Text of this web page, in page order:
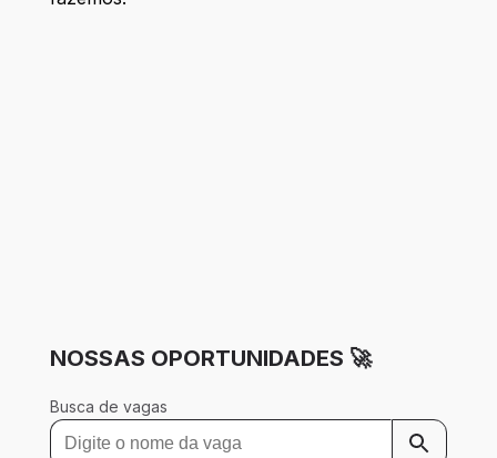
NOSSAS OPORTUNIDADES 🚀
Busca de vagas